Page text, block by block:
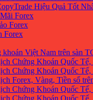
Hiệu Quả Tốt
Forex
Forex
Forex
Việt Nam trên sàn
Chứng Khoán Quốc
Chứng Khoán Quốc
Forex, Vàng, Tiền số
Chứng Khoán Quốc Tế,
Chứng Khoán Quốc